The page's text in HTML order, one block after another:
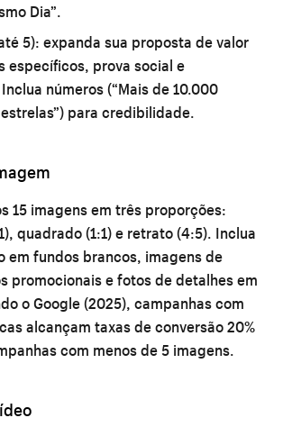
Dia”.
5): expanda sua proposta de valor
específicos, prova social e
números (“Mais de 10.000
para credibilidade.
15 imagens em três proporções:
quadrado (1:1) e retrato (4:5). Inclua
em fundos brancos, imagens de
promocionais e fotos de detalhes em
o Google (2025), campanhas com
alcançam taxas de conversão 20%
com menos de 5 imagens.